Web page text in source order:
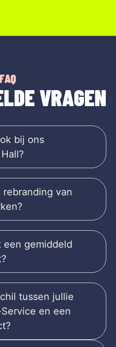
FAQ
VRAGEN
bij ons
van
een gemiddeld
tussen jullie
en een